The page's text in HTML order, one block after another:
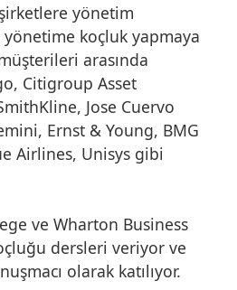
yönetim
yönetime koçluk yapmaya
arasında
Citigroup Asset
Jose Cuervo
Ernst & Young, BMG
Airlines, Unisys gibi
ve Wharton Business
dersleri veriyor ve
olarak katılıyor.